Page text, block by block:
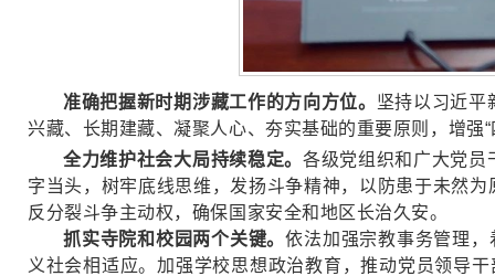
准确把握新时期涉藏工作的方向方位。 坚持以习近平
兴藏、长期建藏、凝聚人心、夯实基础的重要原则，增强
全力维护社会大局持续稳定。 各级党组织和广大党员
字当头，树牢底线思维，发扬斗争精神，以防患于未然
反分裂斗争主动权，确保国家安全和地区长治久安。
抓实寺院和校园两个关键。依法加强宗教事务管理
义社会相适应。加强学校思想政治教育，推动党员领导